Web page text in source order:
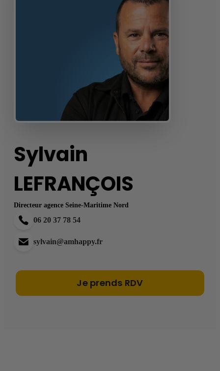
Sylvain
LEFRANÇOIS
Directeur agence Seine-Maritime Nord
06 20 37 78 54
sylvain@amhappy.fr
Je prends RDV